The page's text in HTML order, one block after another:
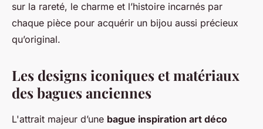
sur la rareté, le charme et l’histoire incarnés par
chaque pièce pour acquérir un bijou aussi précieux
qu’original.
Les designs iconiques et matériaux
des bagues anciennes
L'attrait majeur d’une bague inspiration art déco